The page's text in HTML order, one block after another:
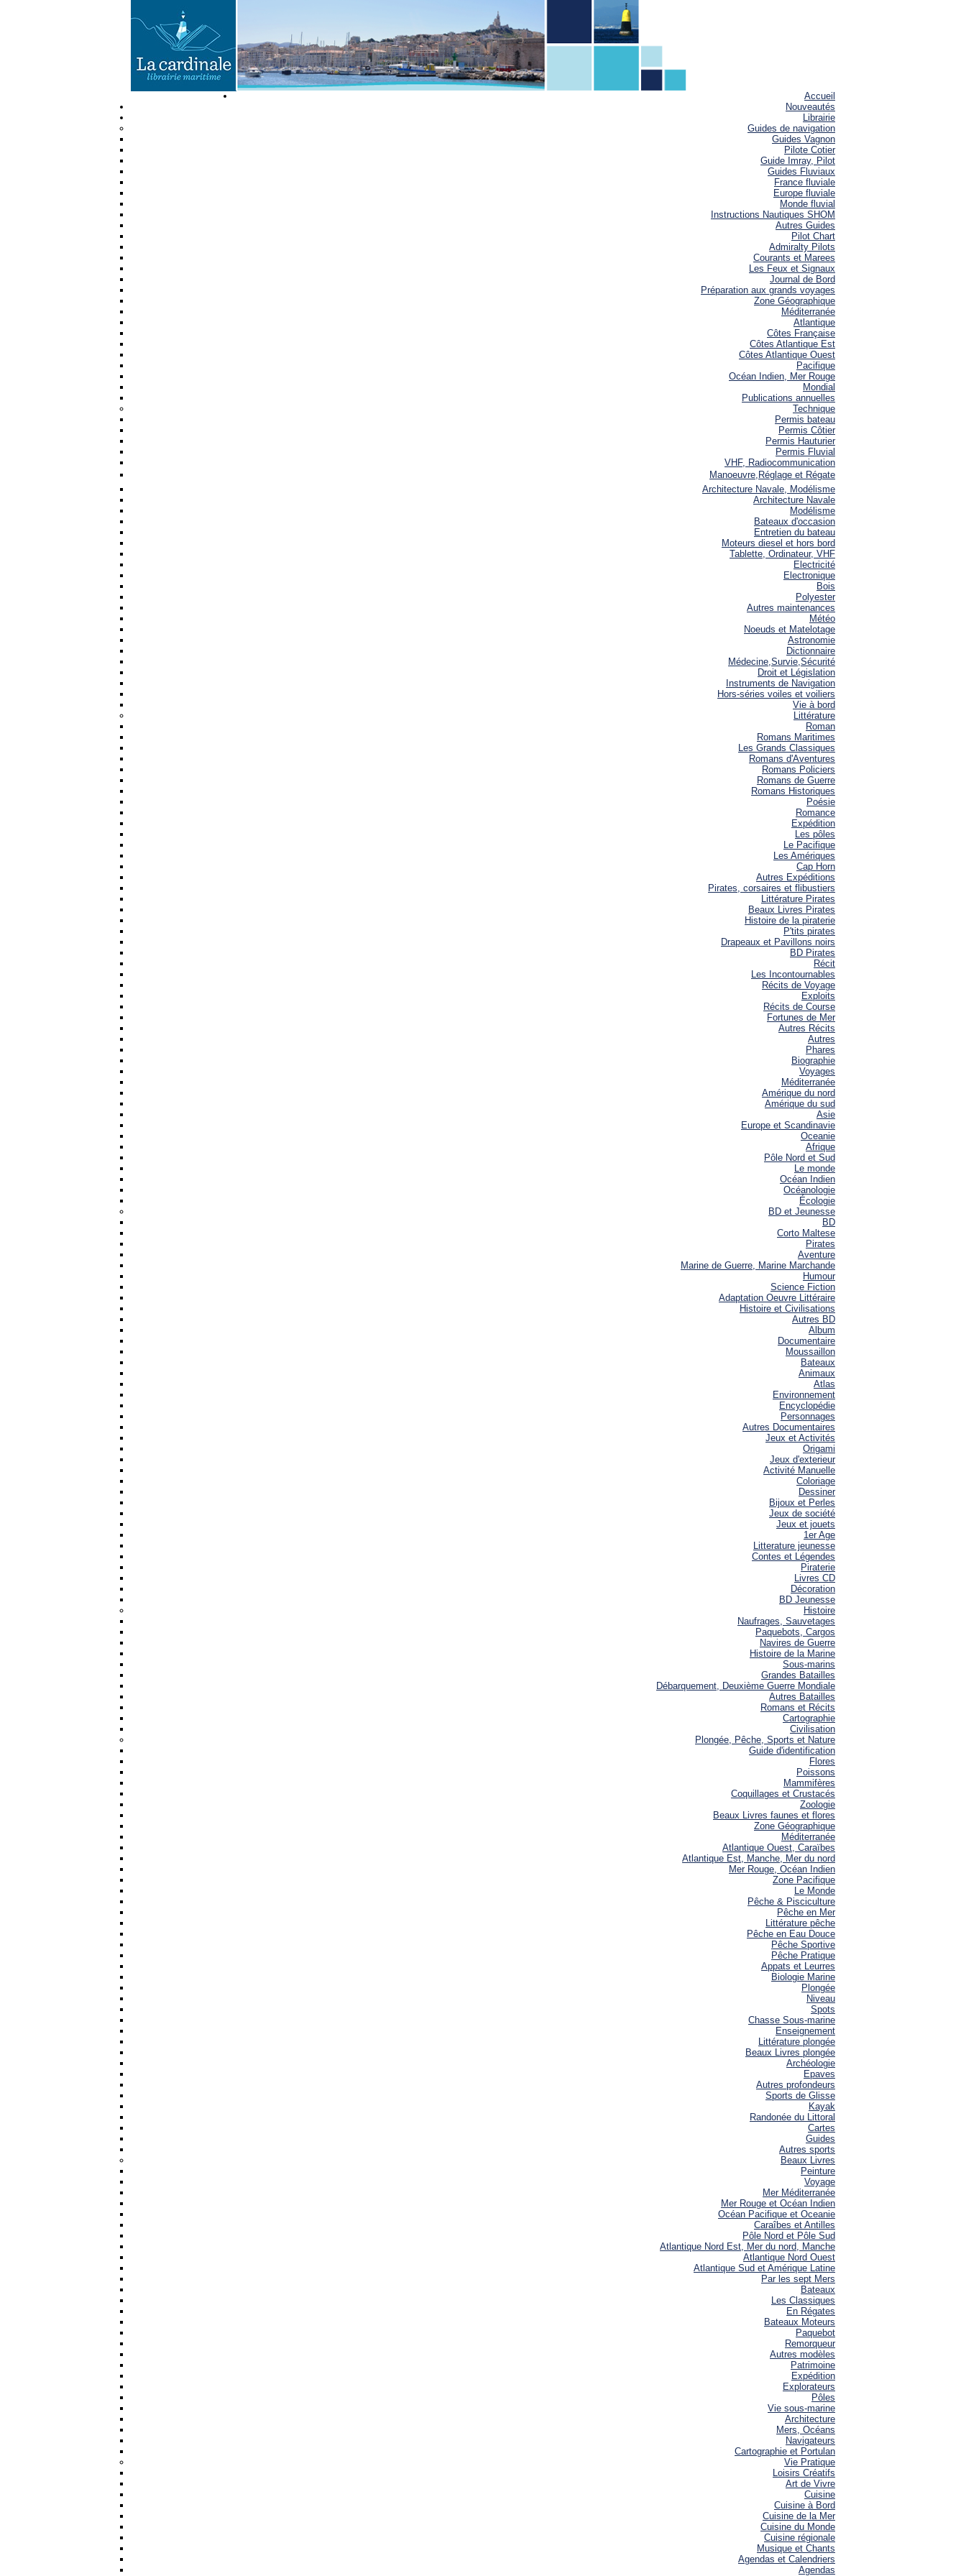
Accueil
Nouveautés
Librairie
Guides de navigation
Guides Vagnon
Pilote Cotier
Guide Imray, Pilot
Guides Fluviaux
France fluviale
Europe fluviale
Monde fluvial
Instructions Nautiques SHOM
Autres Guides
Pilot Chart
Admiralty Pilots
Courants et Marees
Les Feux et Signaux
Journal de Bord
Préparation aux grands voyages
Zone Géographique
Méditerranée
Atlantique
Côtes Française
Côtes Atlantique Est
Côtes Atlantique Ouest
Pacifique
Océan Indien, Mer Rouge
Mondial
Publications annuelles
Technique
Permis bateau
Permis Côtier
Permis Hauturier
Permis Fluvial
VHF, Radiocommunication
Manoeuvre,Réglage et Régate
Architecture Navale, Modélisme
Architecture Navale
Modélisme
Bateaux d'occasion
Entretien du bateau
Moteurs diesel et hors bord
Tablette, Ordinateur, VHF
Electricité
Electronique
Bois
Polyester
Autres maintenances
Météo
Noeuds et Matelotage
Astronomie
Dictionnaire
Médecine,Survie,Sécurité
Droit et Législation
Instruments de Navigation
Hors-séries voiles et voiliers
Vie à bord
Littérature
Roman
Romans Maritimes
Les Grands Classiques
Romans d'Aventures
Romans Policiers
Romans de Guerre
Romans Historiques
Poésie
Romance
Expédition
Les pôles
Le Pacifique
Les Amériques
Cap Horn
Autres Expéditions
Pirates, corsaires et flibustiers
Littérature Pirates
Beaux Livres Pirates
Histoire de la piraterie
P'tits pirates
Drapeaux et Pavillons noirs
BD Pirates
Récit
Les Incontournables
Récits de Voyage
Exploits
Récits de Course
Fortunes de Mer
Autres Récits
Autres
Phares
Biographie
Voyages
Méditerranée
Amérique du nord
Amérique du sud
Asie
Europe et Scandinavie
Oceanie
Afrique
Pôle Nord et Sud
Le monde
Océan Indien
Océanologie
Écologie
BD et Jeunesse
BD
Corto Maltese
Pirates
Aventure
Marine de Guerre, Marine Marchande
Humour
Science Fiction
Adaptation Oeuvre Littéraire
Histoire et Civilisations
Autres BD
Album
Documentaire
Moussaillon
Bateaux
Animaux
Atlas
Environnement
Encyclopédie
Personnages
Autres Documentaires
Jeux et Activités
Origami
Jeux d'exterieur
Activité Manuelle
Coloriage
Dessiner
Bijoux et Perles
Jeux de société
Jeux et jouets
1er Age
Litterature jeunesse
Contes et Légendes
Piraterie
Livres CD
Décoration
BD Jeunesse
Histoire
Naufrages, Sauvetages
Paquebots, Cargos
Navires de Guerre
Histoire de la Marine
Sous-marins
Grandes Batailles
Débarquement, Deuxième Guerre Mondiale
Autres Batailles
Romans et Récits
Cartographie
Civilisation
Plongée, Pêche, Sports et Nature
Guide d'identification
Flores
Poissons
Mammifères
Coquillages et Crustacés
Zoologie
Beaux Livres faunes et flores
Zone Géographique
Méditerranée
Atlantique Ouest, Caraïbes
Atlantique Est, Manche, Mer du nord
Mer Rouge, Océan Indien
Zone Pacifique
Le Monde
Pêche & Pisciculture
Pêche en Mer
Littérature pêche
Pêche en Eau Douce
Pêche Sportive
Pêche Pratique
Appats et Leurres
Biologie Marine
Plongée
Niveau
Spots
Chasse Sous-marine
Enseignement
Littérature plongée
Beaux Livres plongée
Archéologie
Epaves
Autres profondeurs
Sports de Glisse
Kayak
Randonée du Littoral
Cartes
Guides
Autres sports
Beaux Livres
Peinture
Voyage
Mer Méditerranée
Mer Rouge et Océan Indien
Océan Pacifique et Oceanie
Caraîbes et Antilles
Pôle Nord et Pôle Sud
Atlantique Nord Est, Mer du nord, Manche
Atlantique Nord Ouest
Atlantique Sud et Amérique Latine
Par les sept Mers
Bateaux
Les Classiques
En Régates
Bateaux Moteurs
Paquebot
Remorqueur
Autres modèles
Patrimoine
Expédition
Explorateurs
Pôles
Vie sous-marine
Architecture
Mers, Océans
Navigateurs
Cartographie et Portulan
Vie Pratique
Loisirs Créatifs
Art de Vivre
Cuisine
Cuisine à Bord
Cuisine de la Mer
Cuisine du Monde
Cuisine régionale
Musique et Chants
Agendas et Calendriers
Agendas